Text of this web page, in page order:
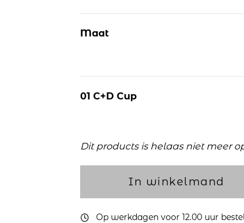
Maat
01 C+D Cup
Dit products is helaas niet meer
In winkelmand
Op werkdagen voor 12.00 uur